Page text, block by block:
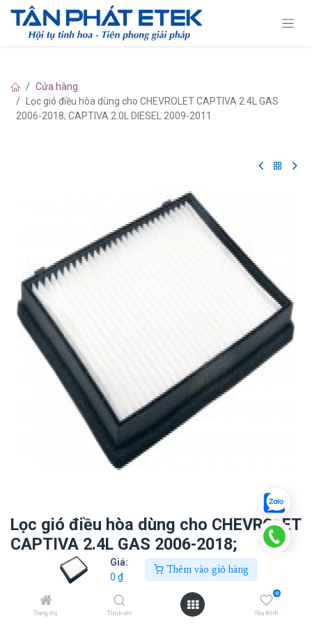
Giá:
0 ₫
Thêm vào giỏ hàng
Trang chủ Tìm kiếm
0
Yêu thích
Cửa hàng
Lọc gió điều hòa dùng cho CHEVROLET CAPTIVA 2.4L GAS
2006-2018; CAPTIVA 2.0L DIESEL 2009-2011
Lọc gió điều hòa dùng cho CHEVROLET
CAPTIVA 2.4L GAS 2006-2018;
CAPTIVA 2.0L DIESEL 2009-2011